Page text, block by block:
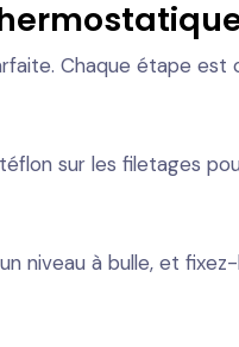
Chaque étape est
sur les filetages
niveau à bulle, et